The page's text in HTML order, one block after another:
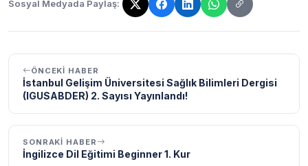
Sosyal Medyada Paylaş:
Bağlantı kopyalandı!
ÖNCEKI HABER
İstanbul Gelişim Üniversitesi Sağlık Bilimleri Dergisi
(IGUSABDER) 2. Sayısı Yayınlandı!
SONRAKI HABER
İngilizce Dil Eğitimi Beginner 1. Kur